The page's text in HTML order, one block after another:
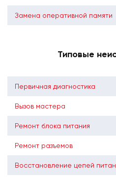
Замена оперативной памяти
Типовые
Первичная диагностика
Вызов мастера
Ремонт блока питания
Ремонт разъемов
Восстановление цепей